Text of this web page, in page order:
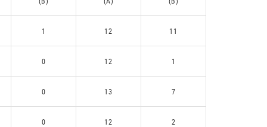
1 12 11
0 12 1
0 13 7
0 12 2